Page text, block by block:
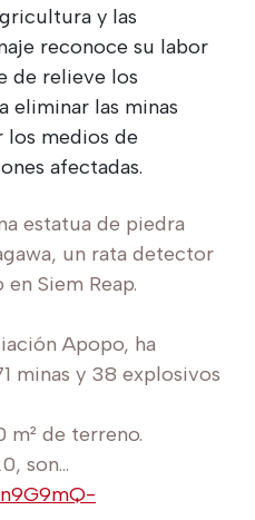
y las
reconoce su labor
de relieve los
eliminar las minas
los medios de
afectadas.
estatua de piedra
un rata detector
Siem Reap.
Apopo, ha
minas y 38 explosivos
de terreno.
son...